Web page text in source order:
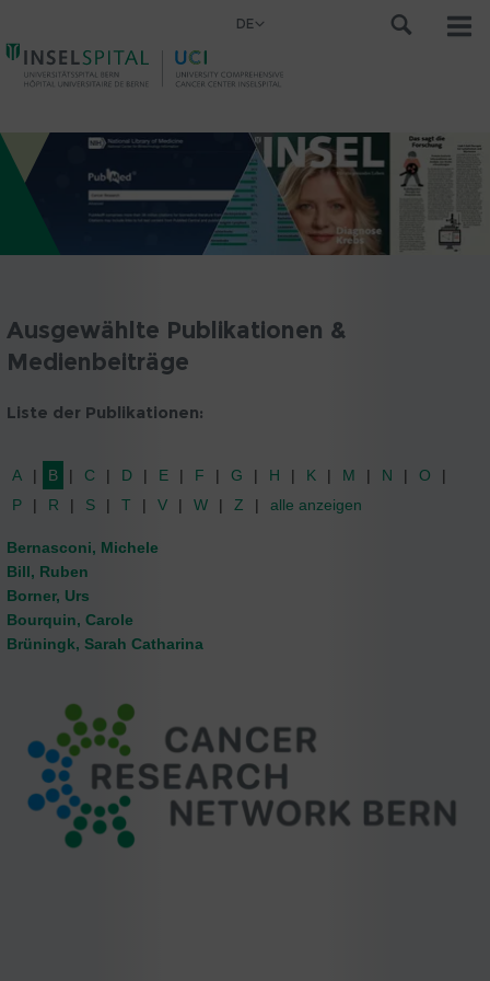
DE
Ausgewählte Publikationen &
Medienbeiträge
Liste der Publikationen:
A B C D E F G H K M N
O
P
R S T V W Z alle anzeigen
Bernasconi, Michele
Bill, Ruben
Borner, Urs
Bourquin, Carole
Brüningk, Sarah Catharina